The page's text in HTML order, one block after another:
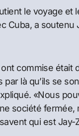
le voyage et
Cuba, a soutenu
ont commise était
par là qu’ils se
«Nous
société fermée,
qui est